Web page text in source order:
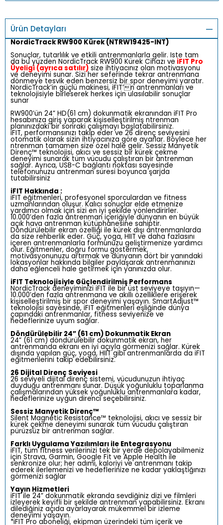
Ürün Detayları
NordicTrack RW900 Kürek (NTRW19425-INT)
Sonuçlar, tutarlılık ve etkili antrenmanlarla gelir. Iste tam
da bu yüzden NordicTrack RW900 Kürek Cihazı ve iFIT Pro
Üyeligi (ayrıca satılır) size ihtiyacınız olan motivasyonu
ve deneyimi sunar. Sizi her seferinde tekrar antrenmana
dönmeye tesvik eden benzersiz bir spor deneyimi yaratır.
NordicTrack’in güçlü makinesi, iFIT’n antrenmanları ve
teknolojisiyle birleserek herkes için ulasılabilir sonuçlar
sunar
RW900’ün 24” HD(61 cm) dokunmatik ekranından iFIT Pro
hesabınıza giriş yaparak kişiselleştirilmiş ntrenman
planınızdaki bir sonraki çalışmayı başlatabilirsiniz.
iFIT, performansınızı takip eder ve 26 direnç seviyesini
otomatik olarak sizin ihtiyacınıza göre ayarlar. Böylece her
ntrenman tamamen size özel hale gelir. Sessiz Manyetik
Direnç™ teknolojisi, akıcı ve sessiz bir kürek çekme
deneyimi sunarak tüm vücudu çalıştıran bir antrenman
sağlar. Ayrıca, USB-C bağlantı noktası sayesinde
telefonunuzu antrenmansüresi boyunca şarjda
tutabilirsiniz
iFIT Hakkında :
iFIT eğitmenleri, profesyonel sporculardan ve fitness
uzmanlarından oluşur. Kalıcı sonuçlar elde etmenize
yardımcı olmak için sizi en iyi şekilde yönlendirirler.
10.000’den fazla antrenman içeriğiyle dünyanın en büyük
açık hava antrenman kütüphanesine sahiptir.
Döndürülebilir ekran özelliği ile kürek dışı antrenmanlarda
da size rehberlik eder. Güç, yoga, HIIT ve daha fazlasını
içeren antrenmanlarla formunuzu geliştirmenize yardımcı
olur. Eğitmenler, doğru formu göstermek,
motivasyonunuzu artırmak ve dünyanın dört bir yanındaki
lokasyonlar hakkında bilgiler paylaşarak antrenmanınızı
daha eğlenceli hale getirmek için yanınızda olur.
iFIT Teknolojisiyle Güçlendirilmiş Performans
NordicTrack deneyiminizi iFIT ile bir üst seviyeye taşıyın—
10.000’den fazla antrenmana ve akıllı özelliklere erişerek
kişiselleştirilmiş bir spor deneyimi yaşayın. SmartAdjust™
teknolojisi sayesinde, iFIT eğitmenleri eşliğinde dünya
çapındaki antrenmanlar, fitness seviyenize ve
hedeflerinize uyum sağlar.
Döndürülebilir 24” (61 cm) Dokunmatik Ekran
24” (61 cm) döndürülebilir dokunmatik ekran, her
antrenmanda ekranı en iyi açıyla görmenizi sağlar. Kürek
dışında yapılan güç, yoga, HIIT gibi antrenmanlarda da iFIT
eğitmenlerini takip edebilirsiniz.
26 Dijital Direnç Seviyesi
26 seviyeli dijital direnç sistemi, vücudunuzun ihtiyaç
duyduğu antrenmanı sunar. Düşük yoğunluklu toparlanma
çalışmalarından yüksek yoğunluklu antrenmanlara kadar,
hedeflerinize uygun direnci seçebilirsiniz.
Sessiz Manyetik Direnç™
Silent Magnetic Resistance™ teknolojisi, akıcı ve sessiz bir
kürek çekme deneyimi sunarak tüm vücudu çalıştıran
pürüzsüz bir antrenman sağlar.
Farklı Uygulama Yazılımları ile Entegrasyonu
iFIT, tüm fitness verilerinizi tek bir yerde depolayabilmeniz
için Strava, Garmin, Google Fit ve Apple Health ile
senkronize olur; her adımı, kaloriyi ve antrenmanı takip
ederek ilerlemenizi ve hedeflerinize ne kadar yaklaştığınızı
görmenizi sağlar
Yayın Hizmetleri
iFIT ile 24” dokunmatik ekranda sevdiğiniz dizi ve filmleri
izleyerek keyifli bir şekilde antrenman yapabilirsiniz. Ekranı
dilediğiniz açıda ayarlayarak mükemmel bir izleme
deneyimi yaşayın.
*iFIT Pro aboneliği, ekipman üzerindeki tüm içerik ve